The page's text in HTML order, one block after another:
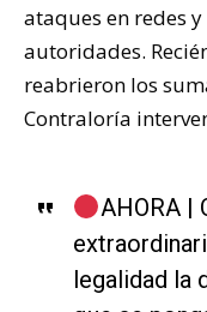
ataques en redes
autoridades.
reabrieron los
Contraloría
AHORA |
legalidad la